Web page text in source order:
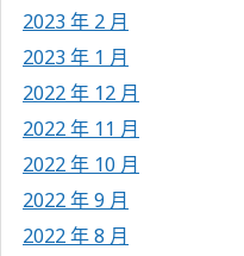
2023 年 2 月
2023 年 1 月
2022 年 12 月
2022 年 11 月
2022 年 10 月
2022 年 9 月
2022 年 8 月